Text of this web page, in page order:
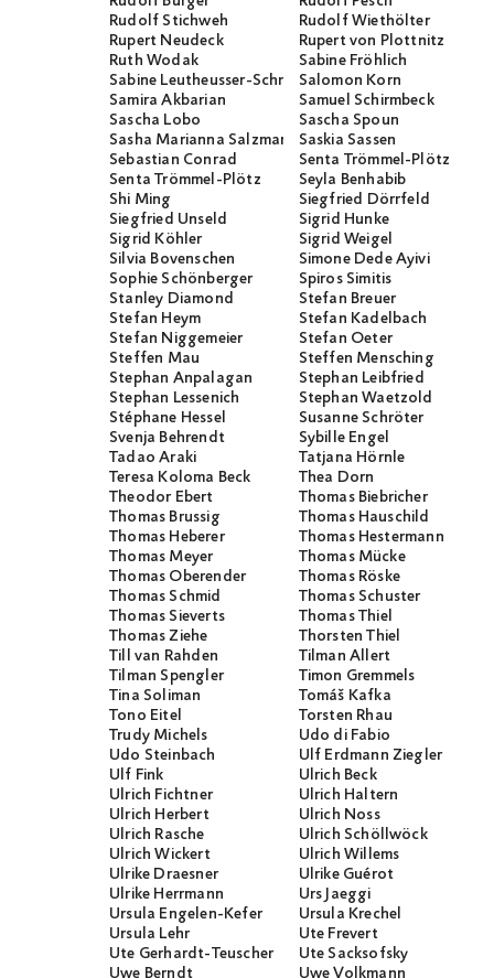
Rudolf Stichweh
Rudolf Wiethölter
Rupert Neudeck
Rupert von Plottnitz
Ruth Wodak
Sabine Fröhlich
Sabine Leutheusser-Schnarrenberger
Salomon Korn
Samira Akbarian
Samuel Schirmbeck
Sascha Lobo
Sascha Spoun
Sasha Marianna Salzmann Saskia Sassen
Sebastian Conrad
Senta Trömmel-Plötz
Senta Trömmel-Plötz
Seyla Benhabib
Shi Ming
Siegfried Dörrfeld
Siegfried Unseld
Sigrid Hunke
Sigrid Köhler
Sigrid Weigel
Silvia Bovenschen
Simone Dede Ayivi
Sophie Schönberger
Spiros Simitis
Stanley Diamond
Stefan Breuer
Stefan Heym
Stefan Kadelbach
Stefan Niggemeier
Stefan Oeter
Steffen Mau
Steffen Mensching
Stephan Anpalagan
Stephan Leibfried
Stephan Lessenich
Stephan Waetzold
Stéphane Hessel
Susanne Schröter
Svenja Behrendt
Sybille Engel
Tadao Araki
Tatjana Hörnle
Teresa Koloma Beck
Thea Dorn
Theodor Ebert
Thomas Biebricher
Thomas Brussig
Thomas Hauschild
Thomas Heberer
Thomas Hestermann
Thomas Meyer
Thomas Mücke
Thomas Oberender
Thomas Röske
Thomas Schmid
Thomas Schuster
Thomas Sieverts
Thomas Thiel
Thomas Ziehe
Thorsten Thiel
Till van Rahden
Tilman Allert
Tilman Spengler
Timon Gremmels
Tina Soliman
Tomáš Kafka
Tono Eitel
Torsten Rhau
Trudy Michels
Udo di Fabio
Udo Steinbach
Ulf Erdmann Ziegler
Ulf Fink
Ulrich Beck
Ulrich Fichtner
Ulrich Haltern
Ulrich Herbert
Ulrich Noss
Ulrich Rasche
Ulrich Schöllwöck
Ulrich Wickert
Ulrich Willems
Ulrike Draesner
Ulrike Guérot
Ulrike Herrmann
Urs Jaeggi
Ursula Engelen-Kefer
Ursula Krechel
Ursula Lehr
Ute Frevert
Ute Gerhardt-Teuscher
Ute Sacksofsky
Uwe Berndt
Uwe Volkmann